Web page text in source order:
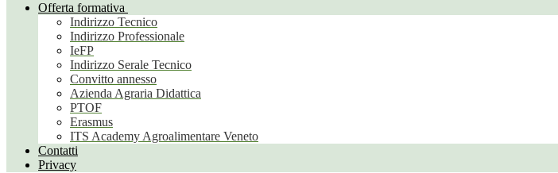
Offerta formativa
Indirizzo Tecnico
Indirizzo Professionale
IeFP
Indirizzo Serale Tecnico
Convitto annesso
Azienda Agraria Didattica
PTOF
Erasmus
ITS Academy Agroalimentare Veneto
Contatti
Privacy